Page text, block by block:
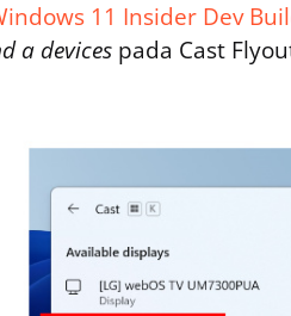
11 Insider Dev
a devices pada Cast